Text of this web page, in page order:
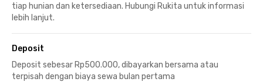
tiap hunian dan ketersediaan. Hubungi Rukita untuk informasi
lebih lanjut.
Deposit
Deposit sebesar Rp500.000, dibayarkan bersama atau
terpisah dengan biaya sewa bulan pertama